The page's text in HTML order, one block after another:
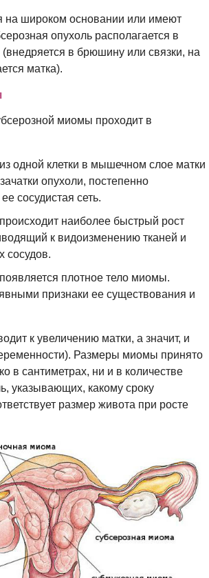
на широком основании или имеют
опухоль располагается в
в брюшину или связки, на
матка).
миомы проходит в
одной клетки в мышечном слое матки
опухоли, постепенно
сосудистая сеть.
наиболее быстрый рост
к видоизменению тканей и
сосудов.
плотное тело миомы.
признаки ее существования и
к увеличению матки, а значит, и
Размеры миомы принято
в сантиметрах, ни и в количестве
указывающих, какому сроку
размер живота при росте